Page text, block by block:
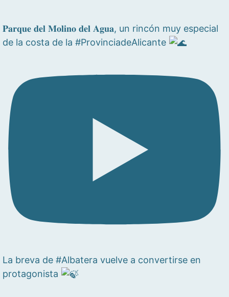
𝐏𝐚𝐫𝐪𝐮𝐞 𝐝𝐞𝐥 𝐌𝐨𝐥𝐢𝐧𝐨 𝐝𝐞𝐥 𝐀𝐠𝐮𝐚, un rincón muy especial
de la costa de la #ProvinciadeAlicante
La breva de #Albatera vuelve a convertirse en
protagonista